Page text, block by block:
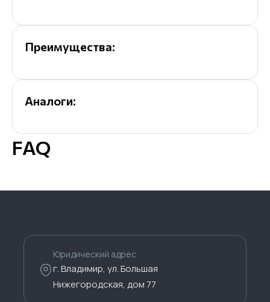
Преимущества:
Аналоги:
FAQ
Юридический адрес
г. Владимир, ул. Большая
Нижегородская, дом 77